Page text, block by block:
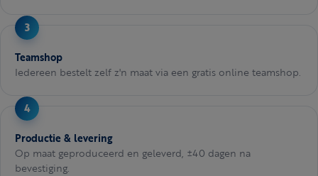
Teamshop
Iedereen bestelt zelf z'n maat via een gratis online teamshop.
Productie & levering
Op maat geproduceerd en geleverd, ±40 dagen na
bevestiging.